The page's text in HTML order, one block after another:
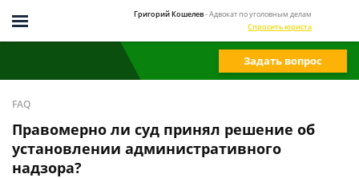
Григорий Кошелев- Адвокат по уголовным делам
Спросить юриста
Задать вопрос
FAQ
Правомерно ли суд принял решение об
установлении административного
надзора?